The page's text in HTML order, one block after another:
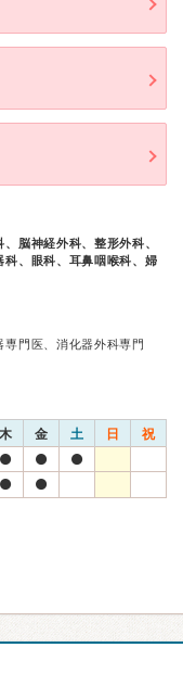
脳神経外科、整形外科、
、眼科、耳鼻咽喉科、婦
門医、消化器外科専門
木 金 土 日 祝